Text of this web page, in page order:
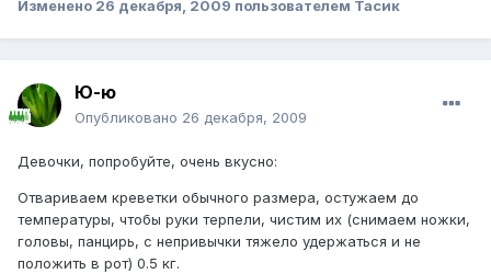
Изменено 26 декабря, 2009 пользователем Тасик
Ю-ю
Опубликовано 26 декабря, 2009
Девочки, попробуйте, очень вкусно:
Отвариваем креветки обычного размера, остужаем до
температуры, чтобы руки терпели, чистим их (снимаем ножки,
головы, панцирь, с непривычки тяжело удержаться и не
положить в рот) 0.5 кг.